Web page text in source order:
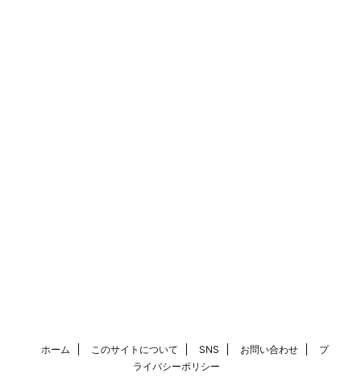
ホーム このサイトについて SNS お問い合わせ
プ
ライバシーポリシー